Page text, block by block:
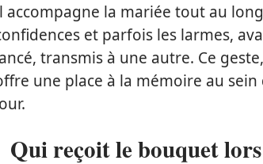
accompagne la mariée tout au
et parfois les larmes,
transmis à une autre. Ce
une place à la mémoire au
Qui reçoit le bouquet